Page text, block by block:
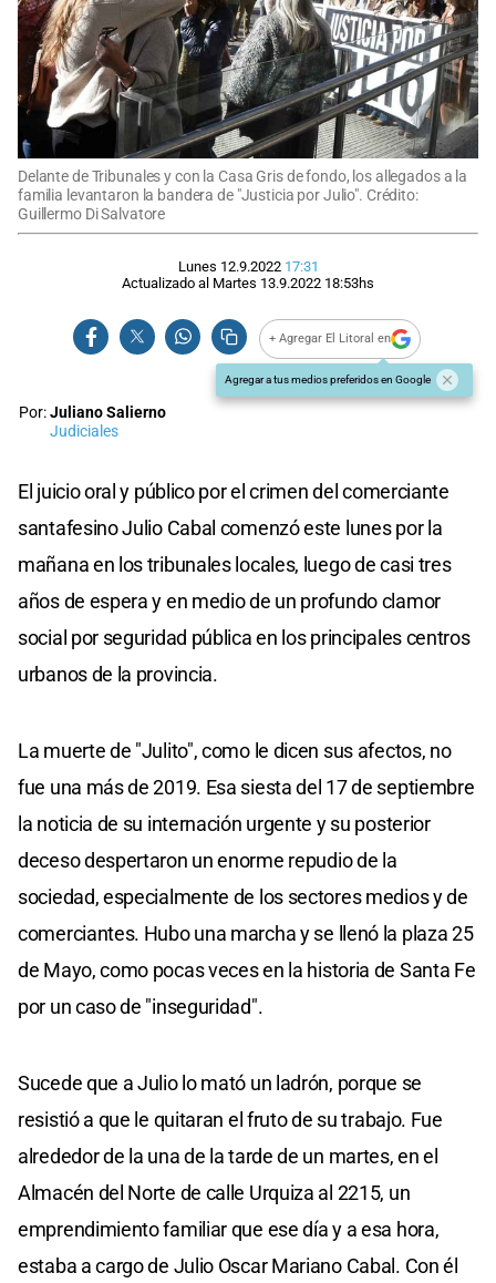
Delante de Tribunales y con la Casa Gris de fondo, los allegados a la
familia levantaron la bandera de "Justicia por Julio". Crédito:
Guillermo Di Salvatore
Lunes 12.9.2022 17:31
Actualizado al Martes 13.9.2022 18:53hs
+ Agregar El Litoral en
Agregar a tus medios preferidos en Google
Por:Juliano Salierno
Judiciales
El juicio oral y público por el crimen del comerciante
santafesino Julio Cabal comenzó este lunes por la
mañana en los tribunales locales, luego de casi tres
años de espera y en medio de un profundo clamor
social por seguridad pública en los principales centros
urbanos de la provincia.
La muerte de "Julito", como le dicen sus afectos, no
fue una más de 2019. Esa siesta del 17 de septiembre
la noticia de su internación urgente y su posterior
deceso despertaron un enorme repudio de la
sociedad, especialmente de los sectores medios y de
comerciantes. Hubo una marcha y se llenó la plaza 25
de Mayo, como pocas veces en la historia de Santa Fe
por un caso de "inseguridad".
Sucede que a Julio lo mató un ladrón, porque se
resistió a que le quitaran el fruto de su trabajo. Fue
alrededor de la una de la tarde de un martes, en el
Almacén del Norte de calle Urquiza al 2215, un
emprendimiento familiar que ese día y a esa hora,
estaba a cargo de Julio Oscar Mariano Cabal. Con él